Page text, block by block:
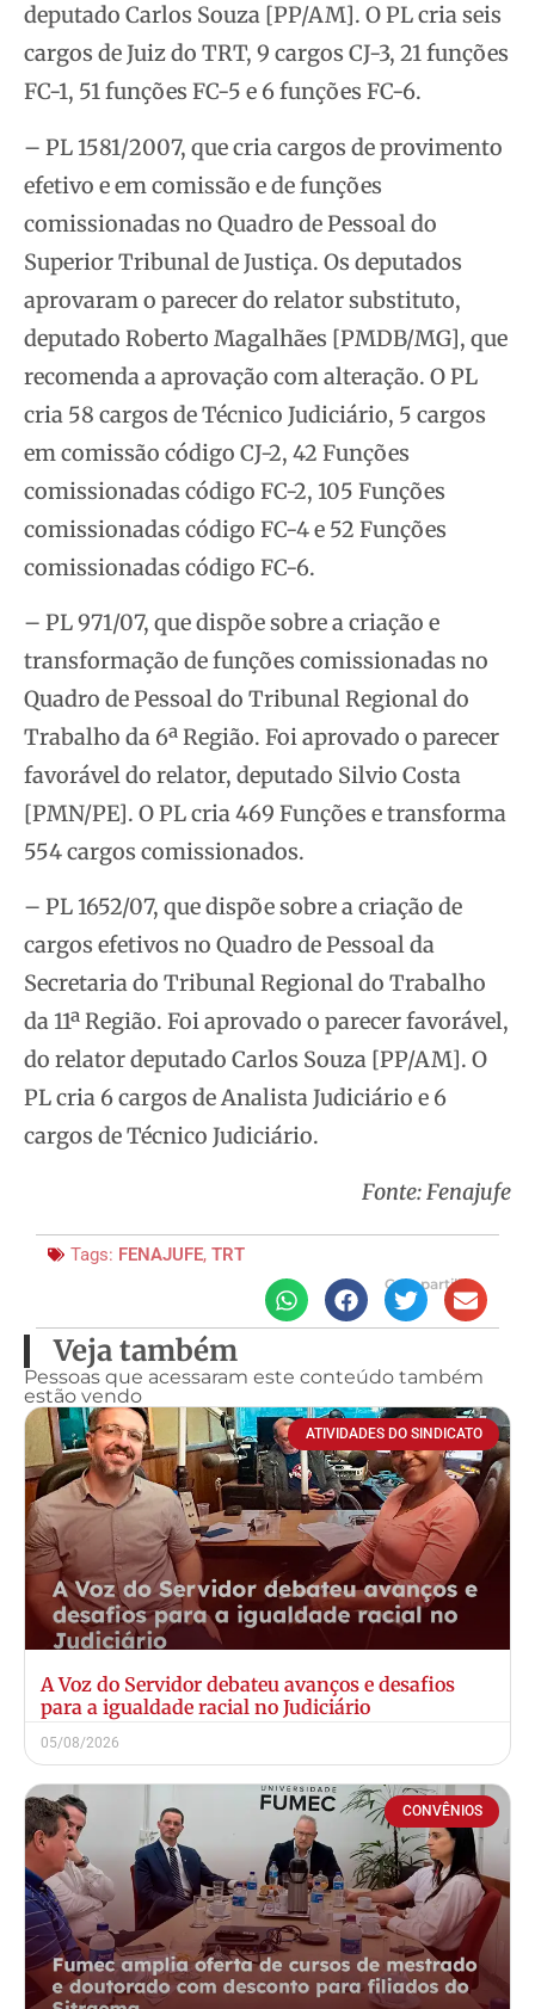
deputado Carlos Souza [PP/AM]. O PL cria seis
cargos de Juiz do TRT, 9 cargos CJ-3, 21 funções
FC-1, 51 funções FC-5 e 6 funções FC-6.
– PL 1581/2007, que cria cargos de provimento
efetivo e em comissão e de funções
comissionadas no Quadro de Pessoal do
Superior Tribunal de Justiça. Os deputados
aprovaram o parecer do relator substituto,
deputado Roberto Magalhães [PMDB/MG], que
recomenda a aprovação com alteração. O PL
cria 58 cargos de Técnico Judiciário, 5 cargos
em comissão código CJ-2, 42 Funções
comissionadas código FC-2, 105 Funções
comissionadas código FC-4 e 52 Funções
comissionadas código FC-6.
– PL 971/07, que dispõe sobre a criação e
transformação de funções comissionadas no
Quadro de Pessoal do Tribunal Regional do
Trabalho da 6ª Região. Foi aprovado o parecer
favorável do relator, deputado Silvio Costa
[PMN/PE]. O PL cria 469 Funções e transforma
554 cargos comissionados.
– PL 1652/07, que dispõe sobre a criação de
cargos efetivos no Quadro de Pessoal da
Secretaria do Tribunal Regional do Trabalho
da 11ª Região. Foi aprovado o parecer favorável,
do relator deputado Carlos Souza [PP/AM]. O
PL cria 6 cargos de Analista Judiciário e 6
cargos de Técnico Judiciário.
Fonte: Fenajufe
Tags: FENAJUFE, TRT
Compartilhe
Veja também
Pessoas que acessaram este conteúdo também
estão vendo
ATIVIDADES DO SINDICATO
A Voz do Servidor debateu avanços e desafios
para a igualdade racial no Judiciário
05/08/2026
CONVÊNIOS